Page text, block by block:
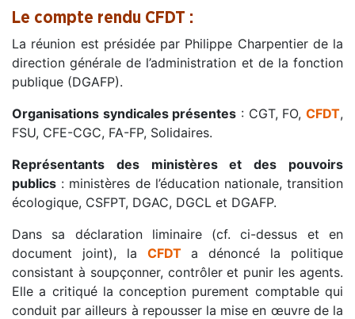
Le compte rendu CFDT :
La réunion est présidée par Philippe Charpentier de la
direction générale de l’administration et de la fonction
publique (DGAFP).
Organisations syndicales présentes : CGT, FO,CFDT,
FSU, CFE-CGC, FA-FP, Solidaires.
Représentants des ministères et des pouvoirs
publics : ministères de l’éducation nationale, transition
écologique, CSFPT, DGAC, DGCL et DGAFP.
Dans sa déclaration liminaire (cf. ci-dessus et en
document joint), la CFDT
a dénoncé la politique
consistant à soupçonner, contrôler et punir les agents.
Elle a critiqué la conception purement comptable qui
conduit par ailleurs à repousser la mise en œuvre de la